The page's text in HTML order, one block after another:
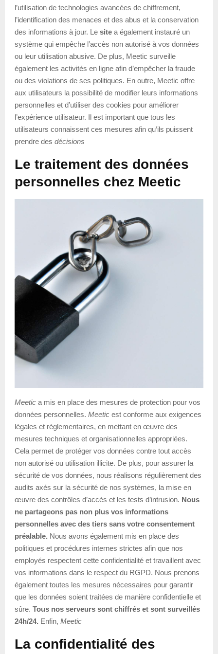
l’utilisation de technologies avancées de chiffrement,
l’identification des menaces et des abus et la conservation
des informations à jour. Le site a également instauré un
système qui empêche l’accès non autorisé à vos données
ou leur utilisation abusive. De plus, Meetic surveille
également les activités en ligne afin d’empêcher la fraude
ou des violations de ses politiques. En outre, Meetic offre
aux utilisateurs la possibilité de modifier leurs informations
personnelles et d’utiliser des cookies pour améliorer
l’expérience utilisateur. Il est important que tous les
utilisateurs connaissent ces mesures afin qu’ils puissent
prendre des décisions
Le traitement des données
personnelles chez Meetic
Meetic a mis en place des mesures de protection pour vos
données personnelles. Meetic est conforme aux exigences
légales et réglementaires, en mettant en œuvre des
mesures techniques et organisationnelles appropriées.
Cela permet de protéger vos données contre tout accès
non autorisé ou utilisation illicite. De plus, pour assurer la
sécurité de vos données, nous réalisons régulièrement des
audits axés sur la sécurité de nos systèmes, la mise en
œuvre des contrôles d’accès et les tests d’intrusion. Nous
ne partageons pas non plus vos informations
personnelles avec des tiers sans votre consentement
préalable. Nous avons également mis en place des
politiques et procédures internes strictes afin que nos
employés respectent cette confidentialité et travaillent avec
vos informations dans le respect du RGPD. Nous prenons
également toutes les mesures nécessaires pour garantir
que les données soient traitées de manière confidentielle et
sûre. Tous nos serveurs sont chiffrés et sont surveillés
24h/24. Enfin, Meetic
La confidentialité des